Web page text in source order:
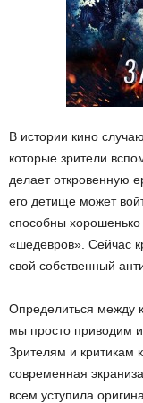
В истории кино
которые зрители
делает откровенную
его детище может
способны
«шедевров». Сейчас
свой собственный
Определиться между
мы просто приводим
Зрителям и критикам
современная
всем уступила